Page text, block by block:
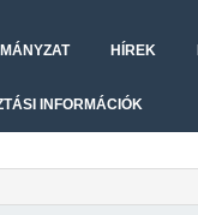
HÍREK
INFORMÁCIÓK